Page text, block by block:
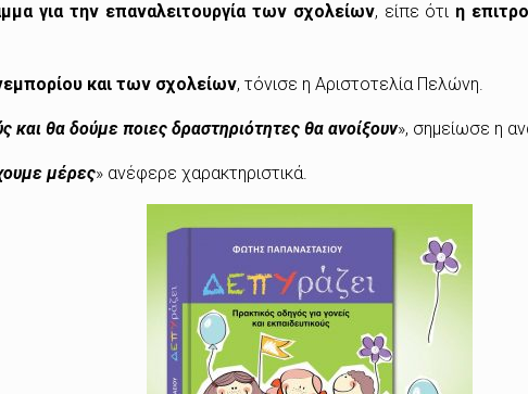
για την επαναλειτουργία των σχολείων, είπε ότι η
και των σχολείων, τόνισε η Αριστοτελία Πελώνη.
και θα δούμε ποιες δραστηριότητες θα ανοίξουν», σημείωσε η
μέρες» ανέφερε χαρακτηριστικά.